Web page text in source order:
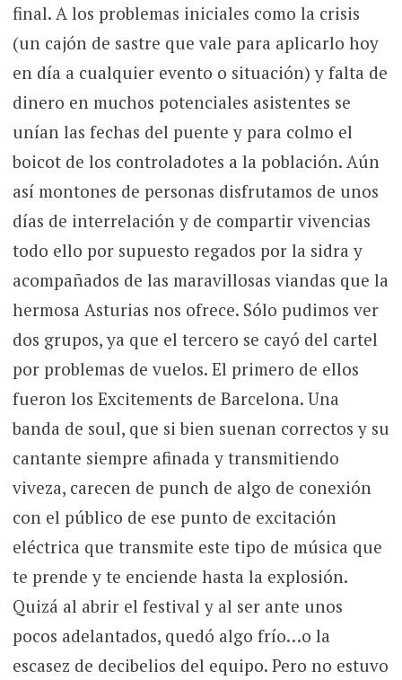
final. A los problemas iniciales como la crisis
(un cajón de sastre que vale para aplicarlo hoy
en día a cualquier evento o situación) y falta de
dinero en muchos potenciales asistentes se
unían las fechas del puente y para colmo el
boicot de los controladotes a la población. Aún
así montones de personas disfrutamos de unos
días de interrelación y de compartir vivencias
todo ello por supuesto regados por la sidra y
acompañados de las maravillosas viandas que la
hermosa Asturias nos ofrece. Sólo pudimos ver
dos grupos, ya que el tercero se cayó del cartel
por problemas de vuelos. El primero de ellos
fueron los Excitements de Barcelona. Una
banda de soul, que si bien suenan correctos y su
cantante siempre afinada y transmitiendo
viveza, carecen de punch de algo de conexión
con el público de ese punto de excitación
eléctrica que transmite este tipo de música que
te prende y te enciende hasta la explosión.
Quizá al abrir el festival y al ser ante unos
pocos adelantados, quedó algo frío…o la
escasez de decibelios del equipo. Pero no estuvo